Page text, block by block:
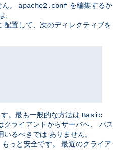
。 apache2.conf を編集するか
、
置して、次のディレクティブを
。最も一般的な方法は Basic
ライアントからサーバへ、 パス
るべきでは ありません。
っと安全です。 最近のクライア